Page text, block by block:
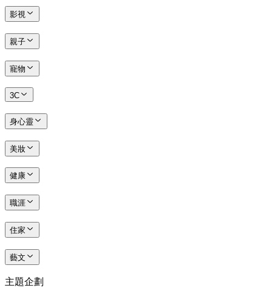
影視
親子
寵物
3C
身心靈
美妝
健康
職涯
住家
藝文
主題企劃